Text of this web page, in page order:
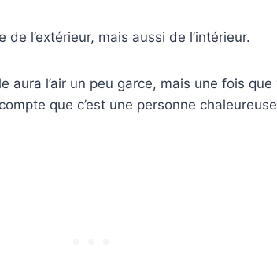
de l’extérieur, mais aussi de l’intérieur.
aura l’air un peu garce, mais une fois que
que c’est une personne